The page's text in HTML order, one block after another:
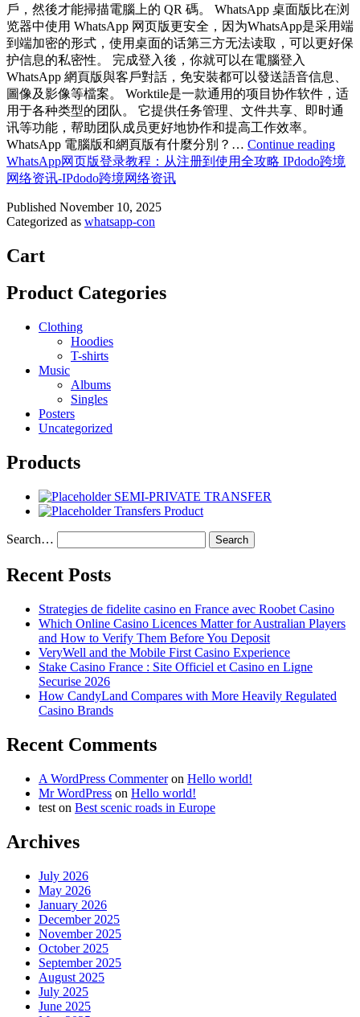
戶，然後才能掃描電腦上的 QR 碼。 WhatsApp 桌面版比在浏
览器中使用 WhatsApp 网页版更安全，因为WhatsApp是采用端
到端加密的形式，使用桌面的话第三方无法读取，可以更好保
护信息的私密性。 完成登入後，你就可以在電腦登入
WhatsApp 網頁版與客戶對話，免安裝都可以發送語音信息、
圖像及影像等檔案。 Worktile是一款通用的项目协作软件，适
用于各种类型的团队。 它提供任务管理、文件共享、即时通
讯等功能，帮助团队成员更好地协作和提高工作效率。
WhatsApp 電腦版和網頁版有什麼分別？… Continue reading
WhatsApp网页版登录教程：从注册到使用全攻略 IPdodo跨境
网络资讯-IPdodo跨境网络资讯
Published November 10, 2025
Categorized as whatsapp-con
Cart
Product Categories
Clothing
Hoodies
T-shirts
Music
Albums
Singles
Posters
Uncategorized
Products
SEMI-PRIVATE TRANSFER
Transfers Product
Search…
Recent Posts
Strategies de fidelite casino en France avec Roobet Casino
Which Online Casino Licences Matter for Australian Players
and How to Verify Them Before You Deposit
VeryWell and the Mobile First Casino Experience
Stake Casino France : Site Officiel et Casino en Ligne
Securise 2026
How CandyLand Compares with More Heavily Regulated
Casino Brands
Recent Comments
A WordPress Commenteron Hello world!
Mr WordPress on Hello world!
test on Best scenic roads in Europe
Archives
July 2026
May 2026
January 2026
December 2025
November 2025
October 2025
September 2025
August 2025
July 2025
June 2025